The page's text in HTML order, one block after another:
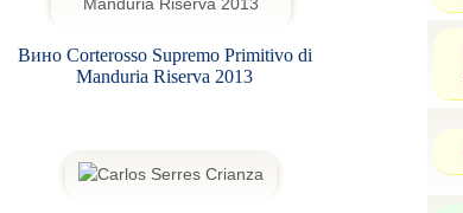
Вино Corterosso Supremo Primitivo di
Manduria Riserva 2013